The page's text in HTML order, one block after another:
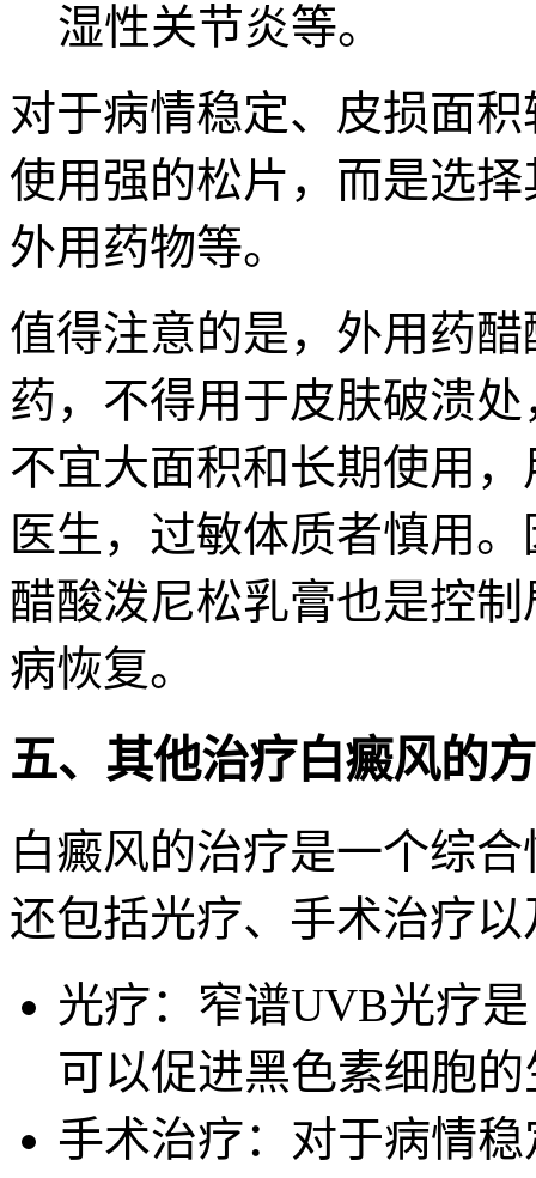
湿性关节炎等。
对于病情稳定、皮损面
使用强的松片，而是选
外用药物等。
值得注意的是，外用药
药，不得用于皮肤破溃
不宜大面积和长期使用
医生，过敏体质者慎用。
醋酸泼尼松乳膏也是控
病恢复。
五、其他治疗白癜风的
白癜风的治疗是一个综
还包括光疗、手术治疗
光疗：窄谱UVB光疗
可以促进黑色素细胞
手术治疗：对于病情